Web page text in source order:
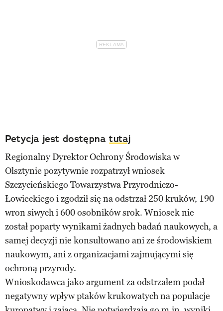
Petycja jest dostępnatutaj
Regionalny Dyrektor Ochrony Środowiska w
Olsztynie pozytywnie rozpatrzył wniosek
Szczycieńskiego Towarzystwa Przyrodniczo-
Łowieckiego i zgodził się na odstrzał 250 kruków, 190
wron siwych i 600 osobników srok. Wniosek nie
został poparty wynikami żadnych badań naukowych, a
samej decyzji nie konsultowano ani ze środowiskiem
naukowym, ani z organizacjami zajmującymi się
ochroną przyrody.
Wnioskodawca jako argument za odstrzałem podał
negatywny wpływ ptaków krukowatych na populacje